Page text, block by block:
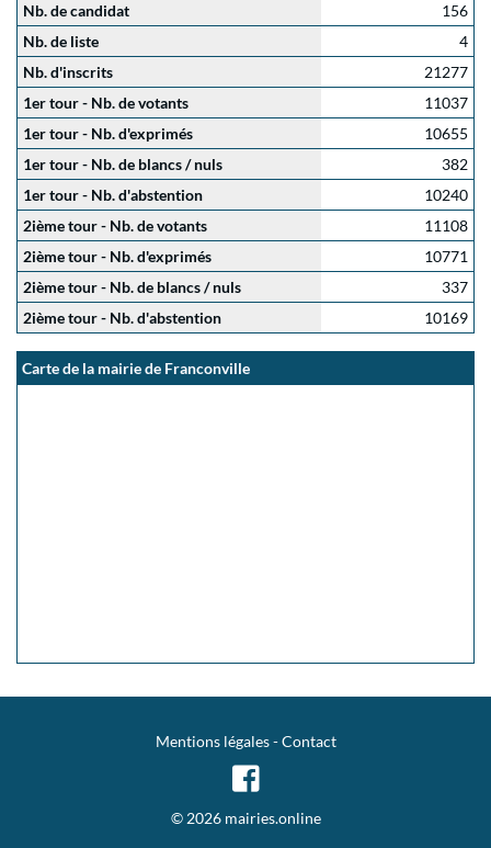
Nb. de candidat
156
Nb. de liste
4
Nb. d'inscrits
21277
1er tour - Nb. de votants
11037
1er tour - Nb. d'exprimés
10655
1er tour - Nb. de blancs / nuls
382
1er tour - Nb. d'abstention
10240
2ième tour - Nb. de votants
11108
2ième tour - Nb. d'exprimés
10771
2ième tour - Nb. de blancs / nuls
337
2ième tour - Nb. d'abstention
10169
Carte de la mairie de Franconville
Mentions légales-Contact
© 2026 mairies.online